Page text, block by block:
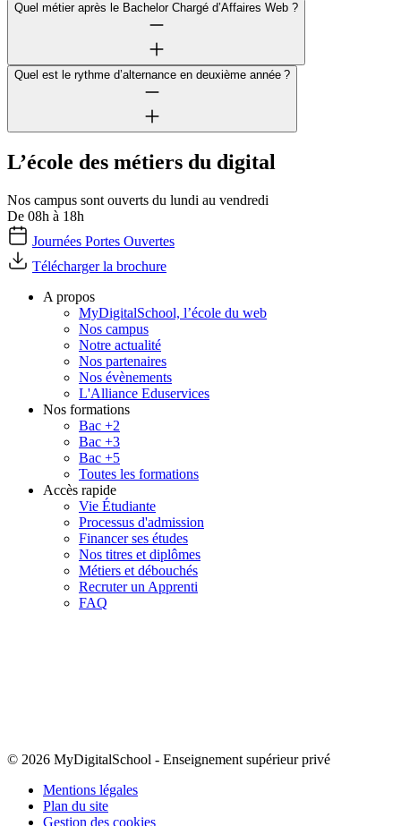
Quel métier après le Bachelor Chargé d’Affaires Web ?
Quel est le rythme d’alternance en deuxième année ?
L’école des métiers du digital
Nos campus sont ouverts du lundi au vendredi
De 08h à 18h
Journées Portes Ouvertes
Télécharger la brochure
A propos
MyDigitalSchool, l’école du web
Nos campus
Notre actualité
Nos partenaires
Nos évènements
L'Alliance Eduservices
Nos formations
Bac +2
Bac +3
Bac +5
Toutes les formations
Accès rapide
Vie Étudiante
Processus d'admission
Financer ses études
Nos titres et diplômes
Métiers et débouchés
Recruter un Apprenti
FAQ
© 2026 MyDigitalSchool - Enseignement supérieur privé
Mentions légales
Plan du site
Gestion des cookies